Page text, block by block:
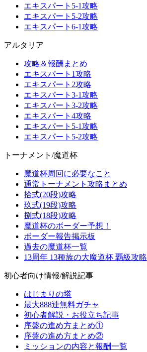
エキスパート5-1攻略
エキスパート5-2攻略
エキスパート6-1攻略
アルタリア
攻略＆報酬まとめ
エキスパート1攻略
エキスパート2攻略
エキスパート3-1攻略
エキスパート3-2攻略
エキスパート4攻略
エキスパート5-1攻略
エキスパート5-2攻略
トーナメント/魔道杯
魔道杯周回に必要なこと
通常トーナメント攻略まとめ
拾式(20段)攻略
玖式(19段)攻略
捌式(18段)攻略
魔道杯のボーダー予想！
ボーダー報告掲示板
過去の魔道杯一覧
13周年 13種族の大魔道杯 覇級攻略
初心者向け情報/解説記事
はじまりの塔
最大888連無料ガチャ
初心者解説・お役立ち記事
序盤の進め方まとめ①
序盤の進め方まとめ②
ミッションの内容と報酬一覧